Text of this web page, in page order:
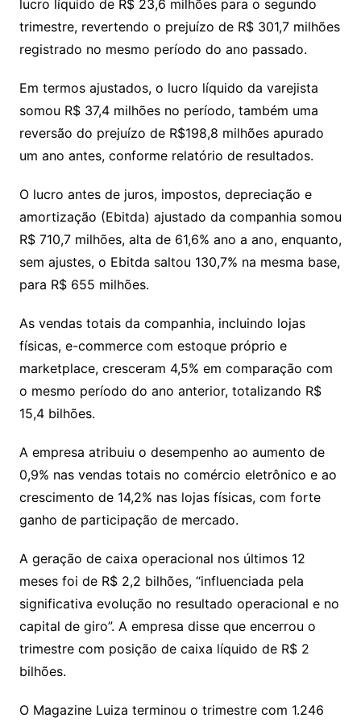
Li
n
k
A
p
p
a
m
dI
n
e
Cl
a
s
sr
o
o
m
n
s
a
g
e
o
k.
o
m
p
e
o
o
M
ai
l
a
d
s
l
e
lucro líquido de R$ 23,6 milhões para o segundo
trimestre, revertendo o prejuízo de R$ 301,7 milhões
registrado no mesmo período do ano passado.
Em termos ajustados, o lucro líquido da varejista
somou R$ 37,4 milhões no período, também uma
reversão do prejuízo de R$198,8 milhões apurado
um ano antes, conforme relatório de resultados.
O lucro antes de juros, impostos, depreciação e
amortização (Ebitda) ajustado da companhia somou
R$ 710,7 milhões, alta de 61,6% ano a ano, enquanto,
sem ajustes, o Ebitda saltou 130,7% na mesma base,
para R$ 655 milhões.
As vendas totais da companhia, incluindo lojas
físicas, e-commerce com estoque próprio e
marketplace, cresceram 4,5% em comparação com
o mesmo período do ano anterior, totalizando R$
15,4 bilhões.
A empresa atribuiu o desempenho ao aumento de
0,9% nas vendas totais no comércio eletrônico e ao
crescimento de 14,2% nas lojas físicas, com forte
ganho de participação de mercado.
A geração de caixa operacional nos últimos 12
meses foi de R$ 2,2 bilhões, “influenciada pela
significativa evolução no resultado operacional e no
capital de giro”. A empresa disse que encerrou o
trimestre com posição de caixa líquido de R$ 2
bilhões.
O Magazine Luiza terminou o trimestre com 1.246